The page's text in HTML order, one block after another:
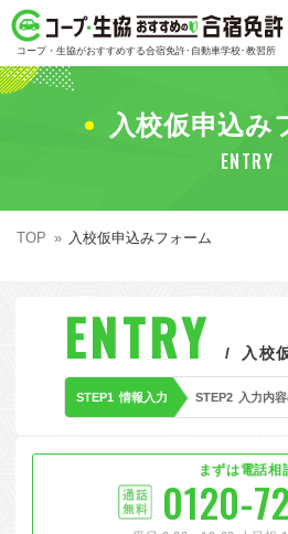
コープ・生協おすすめの合宿免許
コープ・生協がおすすめする合宿免許･自動車学校･教習所
HOME
コープ・生協おすすめの合宿免許ラ
普通車
大型二輪
準中型車
大型車
エリアで探す
東北エリア
甲信越エリア
北陸エリア
誕生月割
キャンペーンで探す
コープ合宿免許スタッフがおすすめ
お一人でも安心な教習所
教習料金が安い教習所
入校日で探す
私たちについて
コープ・生協おすすめの合宿免許パン
地域
42 件が見つか
入校仮申込み
ENTRY
TOP 入校仮申込みフォーム
ENTRY 入校
STEP1 情報入力 STEP2 入力内
まずは電話相
0120-